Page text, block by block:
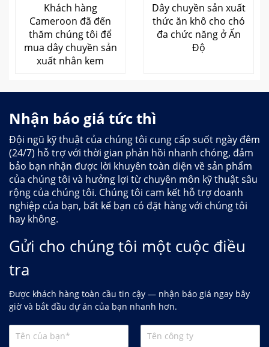
Khách hàng
Cameroon đã đến
thăm chúng tôi để
mua dây chuyền sản
xuất nhân kem
Dây chuyền sản xuất
thức ăn khô cho chó
đa chức năng ở Ấn
Độ
Nhận báo giá tức thì
Đội ngũ kỹ thuật của chúng tôi cung cấp suốt ngày đêm
(24/7) hỗ trợ với thời gian phản hồi nhanh chóng, đảm
bảo bạn nhận được lời khuyên toàn diện về sản phẩm
của chúng tôi và hưởng lợi từ chuyên môn kỹ thuật sâu
rộng của chúng tôi. Chúng tôi cam kết hỗ trợ doanh
nghiệp của bạn, bất kể bạn có đặt hàng với chúng tôi
hay không.
Gửi cho chúng tôi một cuộc điều
tra
Được khách hàng toàn cầu tin cậy — nhận báo giá ngay bây
giờ và bắt đầu dự án của bạn nhanh hơn.